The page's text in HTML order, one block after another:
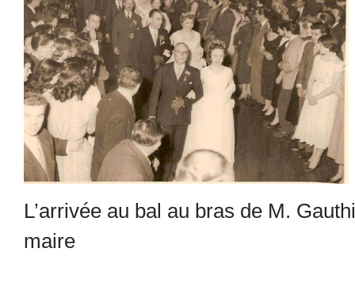
L’arrivée au bal au bras de M.
maire